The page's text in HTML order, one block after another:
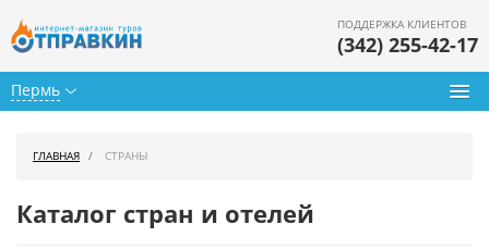
Пермь
ПОДДЕРЖКА КЛИЕНТОВ
(342) 255-42-17
ГЛАВНАЯ СТРАНЫ
Каталог стран и отелей